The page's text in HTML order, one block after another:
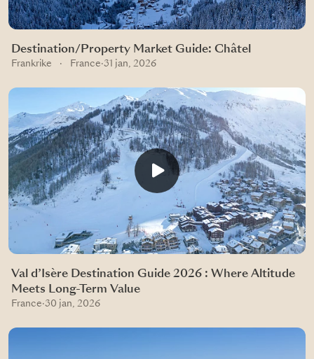
Destination/Property Market Guide: Châtel
Frankrike · France·31 jan, 2026
Val d’Isère Destination Guide 2026 : Where Altitude
Meets Long-Term Value
France·30 jan, 2026